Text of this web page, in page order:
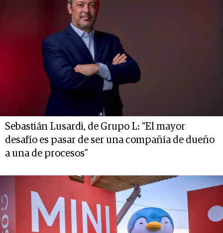
Sebastián Lusardi, de Grupo L: “El mayor
desafío es pasar de ser una compañía de dueño
a una de procesos”